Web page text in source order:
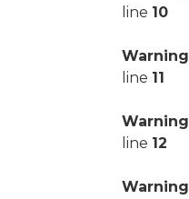
line 10
Warning
line 11
Warning
line 12
Warning